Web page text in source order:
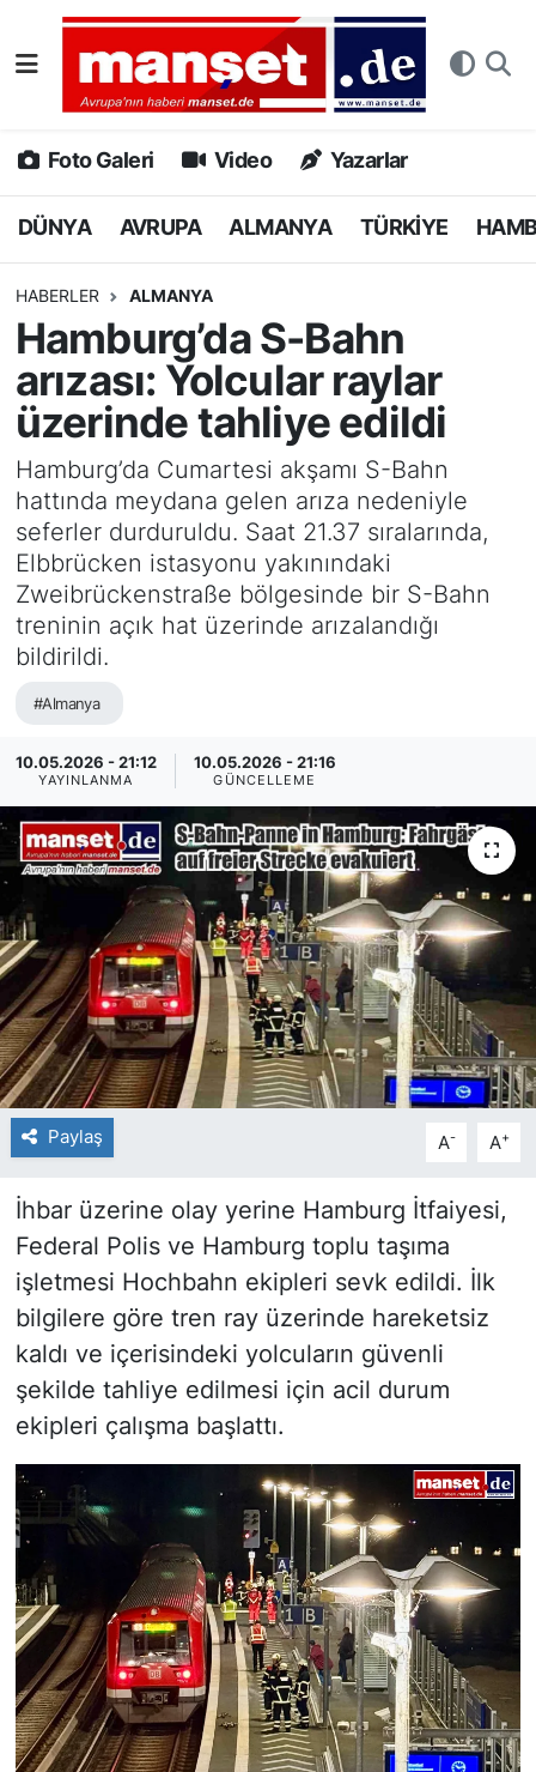
Foto Galeri Video Yazarlar
DÜNYA AVRUPA ALMANYA TÜRKİYE
HABERLER ALMANYA
Hamburg’da S-Bahn
arızası: Yolcular raylar
üzerinde tahliye edildi
Hamburg’da Cumartesi akşamı S-Bahn
hattında meydana gelen arıza nedeniyle
seferler durduruldu. Saat 21.37 sıralarında,
Elbbrücken istasyonu yakınındaki
Zweibrückenstraße bölgesinde bir S-Bahn
treninin açık hat üzerinde arızalandığı
bildirildi.
#Almanya
10.05.2026 - 21:12
YAYINLANMA
10.05.2026 - 21:16
GÜNCELLEME
Paylaş A- A+
İhbar üzerine olay yerine Hamburg İtfaiyesi,
Federal Polis ve Hamburg toplu taşıma
işletmesi Hochbahn ekipleri sevk edildi. İlk
bilgilere göre tren ray üzerinde hareketsiz
kaldı ve içerisindeki yolcuların güvenli
şekilde tahliye edilmesi için acil durum
ekipleri çalışma başlattı.
DÜNYA
AVRUPA
ALMANYA
HAMBURG
SPOR
DEUTSCH
EKONOMİ
SİYASET
SAĞLIK
Nöbetçi Eczaneler
Hava Durumu
Namaz Vakitleri
Puan Durumu ve Fikstür
Tüm Manşetler
Son Dakika Haberleri
Haber Arşivi